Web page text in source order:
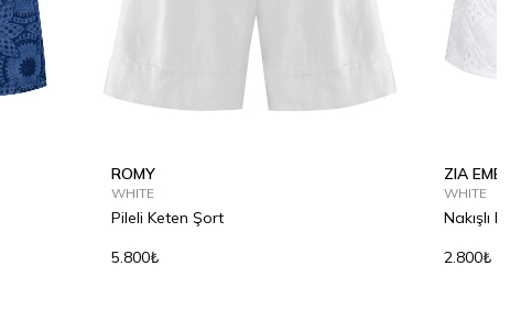
ROMY
WHITE
Pileli Keten Şort
5.800₺
ZIA
WHITE
Nakışlı
2.800₺